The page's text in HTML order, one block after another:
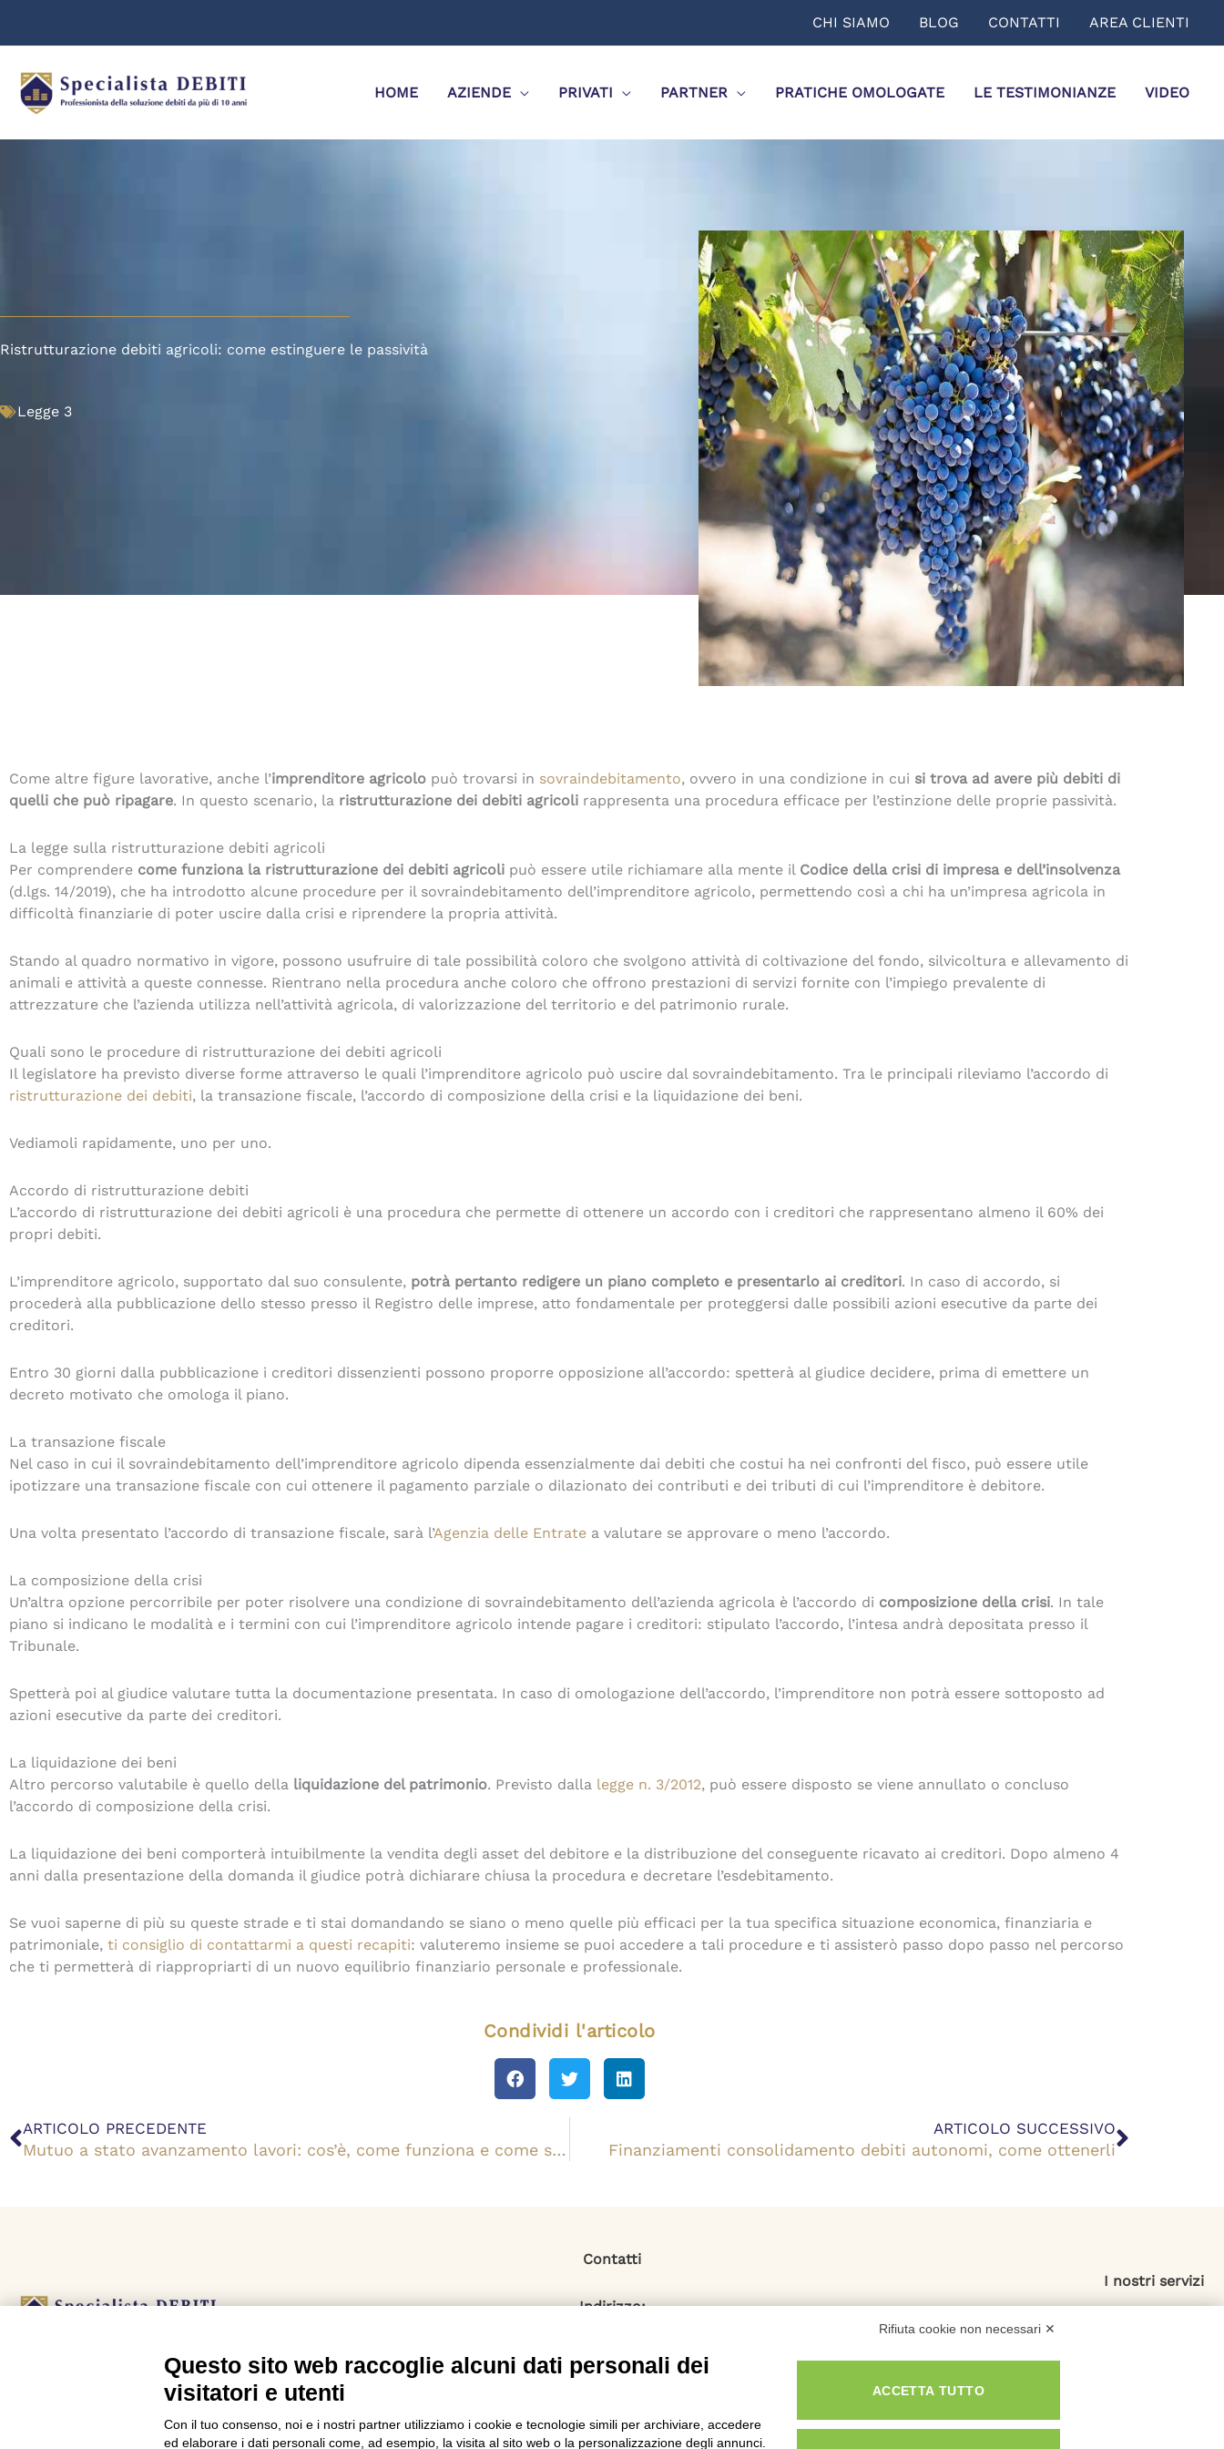
CHI SIAMO BLOG CONTATTI AREA CLIENTI
HOME AZIENDE PRIVATI PARTNER PRATICHE OMOLOGATE LE TESTIMONIANZE VIDEO
Ristrutturazione debiti agricoli: come estinguere le passività
Legge 3
Come altre figure lavorative, anche l’imprenditore agricolo può trovarsi in sovraindebitamento, ovvero in una condizione in cui si trova ad avere più debiti di
quelli che può ripagare. In questo scenario, la ristrutturazione dei debiti agricoli rappresenta una procedura efficace per l’estinzione delle proprie passività.
La legge sulla ristrutturazione debiti agricoli
Per comprendere come funziona la ristrutturazione dei debiti agricoli può essere utile richiamare alla mente il Codice della crisi di impresa e dell’insolvenza
(d.lgs. 14/2019), che ha introdotto alcune procedure per il sovraindebitamento dell’imprenditore agricolo, permettendo così a chi ha un’impresa agricola in
difficoltà finanziarie di poter uscire dalla crisi e riprendere la propria attività.
Stando al quadro normativo in vigore, possono usufruire di tale possibilità coloro che svolgono attività di coltivazione del fondo, silvicoltura e allevamento di
animali e attività a queste connesse. Rientrano nella procedura anche coloro che offrono prestazioni di servizi fornite con l’impiego prevalente di
attrezzature che l’azienda utilizza nell’attività agricola, di valorizzazione del territorio e del patrimonio rurale.
Quali sono le procedure di ristrutturazione dei debiti agricoli
Il legislatore ha previsto diverse forme attraverso le quali l’imprenditore agricolo può uscire dal sovraindebitamento. Tra le principali rileviamo l’accordo di
ristrutturazione dei debiti, la transazione fiscale, l’accordo di composizione della crisi e la liquidazione dei beni.
Vediamoli rapidamente, uno per uno.
Accordo di ristrutturazione debiti
L’accordo di ristrutturazione dei debiti agricoli è una procedura che permette di ottenere un accordo con i creditori che rappresentano almeno il 60% dei
propri debiti.
L’imprenditore agricolo, supportato dal suo consulente, potrà pertanto redigere un piano completo e presentarlo ai creditori. In caso di accordo, si
procederà alla pubblicazione dello stesso presso il Registro delle imprese, atto fondamentale per proteggersi dalle possibili azioni esecutive da parte dei
creditori.
Entro 30 giorni dalla pubblicazione i creditori dissenzienti possono proporre opposizione all’accordo: spetterà al giudice decidere, prima di emettere un
decreto motivato che omologa il piano.
La transazione fiscale
Nel caso in cui il sovraindebitamento dell’imprenditore agricolo dipenda essenzialmente dai debiti che costui ha nei confronti del fisco, può essere utile
ipotizzare una transazione fiscale con cui ottenere il pagamento parziale o dilazionato dei contributi e dei tributi di cui l’imprenditore è debitore.
Una volta presentato l’accordo di transazione fiscale, sarà l’Agenzia delle Entrate a valutare se approvare o meno l’accordo.
La composizione della crisi
Un’altra opzione percorribile per poter risolvere una condizione di sovraindebitamento dell’azienda agricola è l’accordo di composizione della crisi. In tale
piano si indicano le modalità e i termini con cui l’imprenditore agricolo intende pagare i creditori: stipulato l’accordo, l’intesa andrà depositata presso il
Tribunale.
Spetterà poi al giudice valutare tutta la documentazione presentata. In caso di omologazione dell’accordo, l’imprenditore non potrà essere sottoposto ad
azioni esecutive da parte dei creditori.
La liquidazione dei beni
Altro percorso valutabile è quello della liquidazione del patrimonio. Previsto dalla legge n. 3/2012, può essere disposto se viene annullato o concluso
l’accordo di composizione della crisi.
La liquidazione dei beni comporterà intuibilmente la vendita degli asset del debitore e la distribuzione del conseguente ricavato ai creditori. Dopo almeno 4
anni dalla presentazione della domanda il giudice potrà dichiarare chiusa la procedura e decretare l’esdebitamento.
Se vuoi saperne di più su queste strade e ti stai domandando se siano o meno quelle più efficaci per la tua specifica situazione economica, finanziaria e
patrimoniale, ti consiglio di contattarmi a questi recapiti: valuteremo insieme se puoi accedere a tali procedure e ti assisterò passo dopo passo nel percorso
che ti permetterà di riappropriarti di un nuovo equilibrio finanziario personale e professionale.
Condividi l'articolo
Precedente
ARTICOLO PRECEDENTE
Mutuo a stato avanzamento lavori: cos’è, come funziona e come si estingue
ARTICOLO SUCCESSIVO
Finanziamenti consolidamento debiti autonomi, come ottenerli
L’agenzia Specialista Debiti è uno dei leader italiani
nella consulenza per le crisi da debito.
Contatti
Indirizzo:
Numero Verde:
Email:
contattaci@specialistadebiti.it
I nostri servizi
Rifiuta cookie non necessari ✕
Questo sito web raccoglie alcuni dati personali dei
visitatori e utenti
Con il tuo consenso, noi e i nostri partner utilizziamo i cookie e tecnologie simili per archiviare, accedere
ed elaborare i dati personali come, ad esempio, la visita al sito web o la personalizzazione degli annunci.
ACCETTA TUTTO